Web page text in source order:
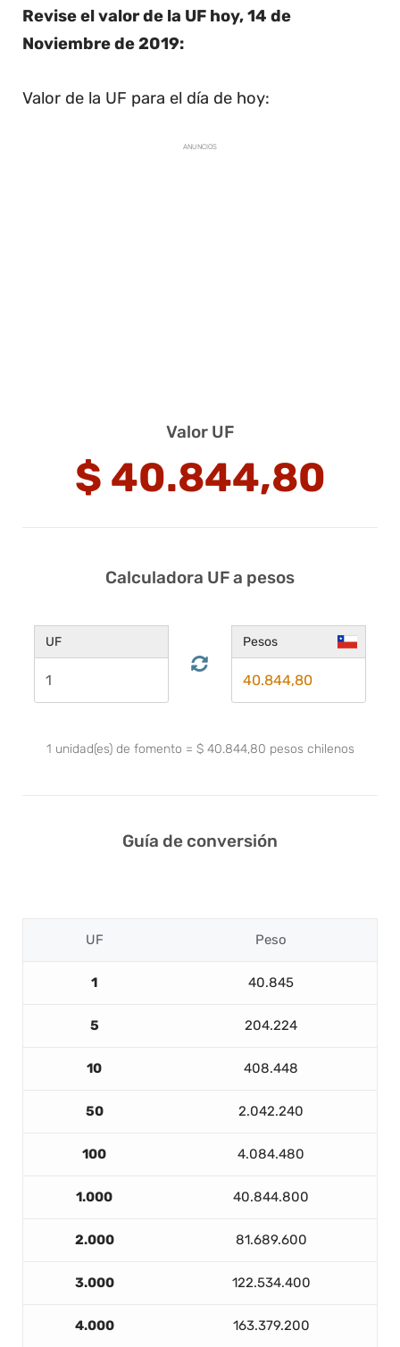
Revise el valor de la UF hoy, 14 de
Noviembre de 2019:
Valor de la UF para el día de hoy:
ANUNCIOS
Valor UF
$ 40.844,80
Calculadora UF a pesos
UF Pesos
1 unidad(es) de fomento = $ 40.844,80 pesos chilenos
Guía de conversión
UF Peso
1 40.845
5 204.224
10 408.448
50 2.042.240
100 4.084.480
1.000 40.844.800
2.000 81.689.600
3.000 122.534.400
4.000 163.379.200